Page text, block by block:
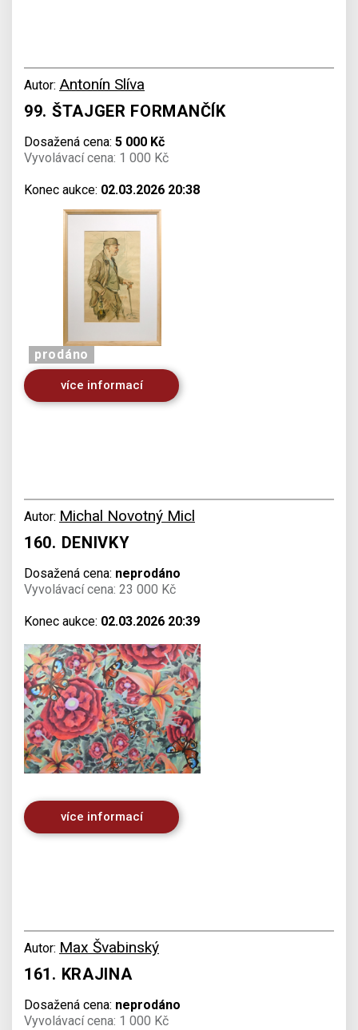
Autor: Antonín Slíva
99. ŠTAJGER FORMANČÍK
Dosažená cena: 5 000 Kč
Vyvolávací cena: 1 000 Kč
Konec aukce: 02.03.2026 20:38
prodáno
více informací
Autor: Michal Novotný Micl
160. DENIVKY
Dosažená cena: neprodáno
Vyvolávací cena: 23 000 Kč
Konec aukce: 02.03.2026 20:39
více informací
Autor: Max Švabinský
161. KRAJINA
Dosažená cena: neprodáno
Vyvolávací cena: 1 000 Kč